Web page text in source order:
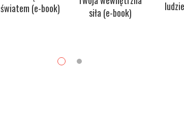
światem (e-book)
siła (e-book)